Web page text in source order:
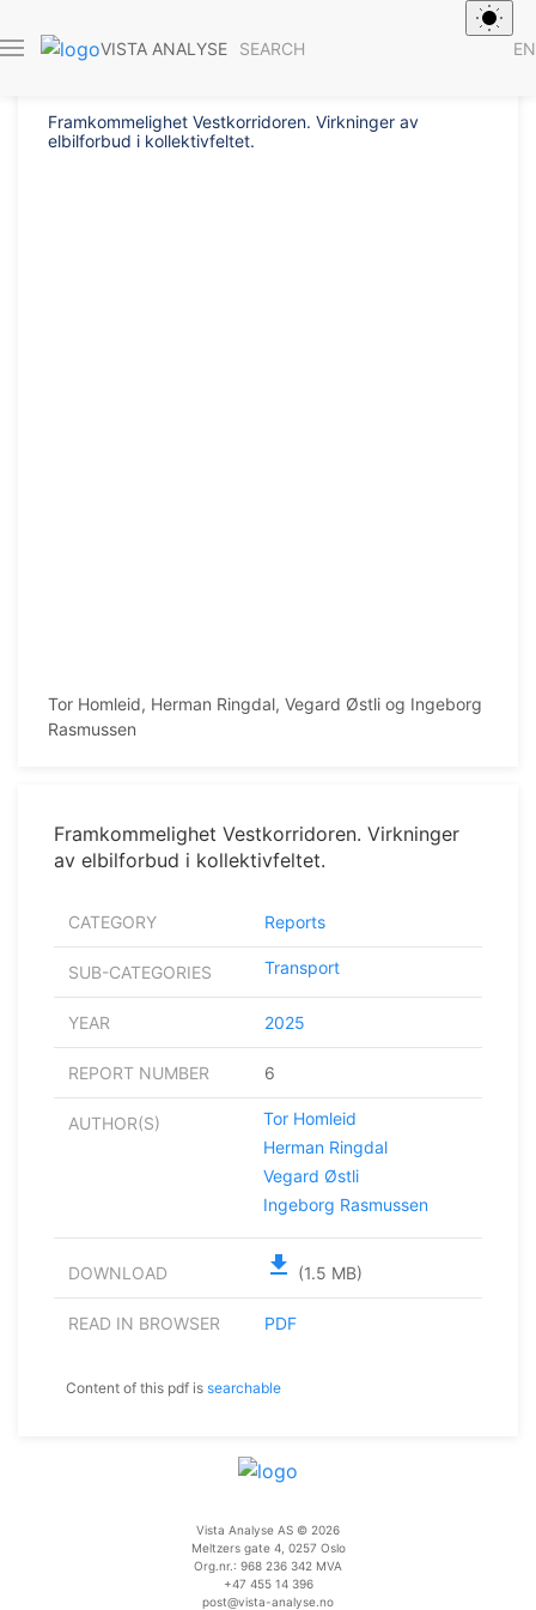
VISTA ANALYSE SEARCH EN
Framkommelighet Vestkorridoren. Virkninger av
elbilforbud i kollektivfeltet.
Tor Homleid, Herman Ringdal, Vegard Østli og Ingeborg
Rasmussen
Framkommelighet Vestkorridoren. Virkninger
av elbilforbud i kollektivfeltet.
CATEGORY Reports
SUB-CATEGORIES Transport
YEAR 2025
REPORT NUMBER 6
AUTHOR(S)
Tor Homleid
Herman Ringdal
Vegard Østli
Ingeborg Rasmussen
DOWNLOAD file_download (1.5 MB)
READ IN BROWSER PDF
Content of this pdf is searchable
Vista Analyse AS © 2026
Meltzers gate 4, 0257 Oslo
Org.nr.: 968 236 342 MVA
+47 455 14 396
post@vista-analyse.no